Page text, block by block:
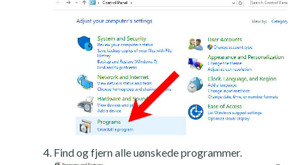
Find og fjern alle uønskede programmer.